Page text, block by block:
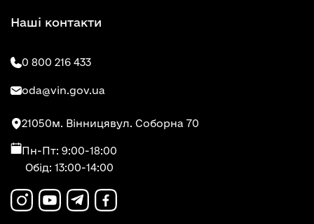
Наші контакти
0 800 216 433
oda@vin.gov.ua
21050м. Вінницявул. Соборна 70
Пн-Пт: 9:00-18:00
Обід: 13:00-14:00